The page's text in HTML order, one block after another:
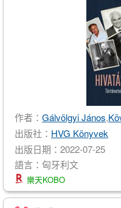
作者： Gálvölgyi János,
出版社： HVG Könyvek
出版日期：2022-07-25
語言：匈牙利文
樂天KOBO